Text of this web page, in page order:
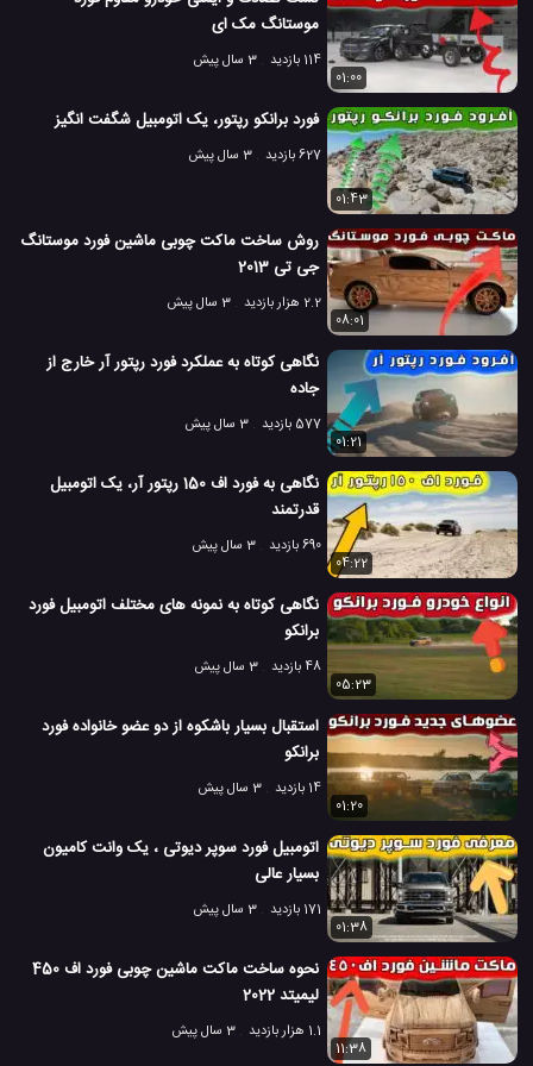
موستانگ مک ای
114 بازدید
3 سال پیش
01:00
فورد برانکو رپتور، یک اتومبیل شگفت انگیز
627 بازدید 3 سال پیش
01:43
روش ساخت ماکت چوبی ماشین فورد موستانگ
جی تی 2013
2.2 هزار بازدید
3 سال پیش
08:01
نگاهی کوتاه به عملکرد فورد رپتور آر خارج از
جاده
577 بازدید
3 سال پیش
01:21
نگاهی به فورد اف 150 رپتور آر، یک اتومبیل
قدرتمند
690 بازدید
3 سال پیش
04:22
نگاهی کوتاه به نمونه های مختلف اتومبیل فورد
برانکو
48 بازدید
3 سال پیش
05:23
استقبال بسیار باشکوه از دو عضو خانواده فورد
برانکو
14 بازدید
3 سال پیش
01:20
اتومبیل فورد سوپر دیوتی ، یک وانت کامیون
بسیار عالی
171 بازدید
3 سال پیش
01:38
نحوه ساخت ماکت ماشین چوبی فورد اف 450
لیمیتد 2022
1.1 هزار بازدید
3 سال پیش
11:38